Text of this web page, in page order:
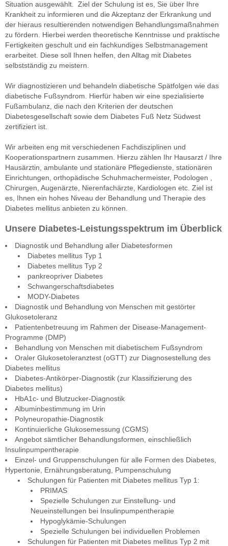
Situation ausgewählt. Ziel der Schulung ist es, Sie über Ihre
Krankheit zu informieren und die Akzeptanz der Erkrankung und
der hieraus resultierenden notwendigen Behandlungsmaßnahmen
zu fördern. Hierbei werden theoretische Kenntnisse und praktische
Fertigkeiten geschult und ein fachkundiges Selbstmanagement
erarbeitet. Diese soll Ihnen helfen, den Alltag mit Diabetes
selbstständig zu meistern.
Wir diagnostizieren und behandeln diabetische Spätfolgen wie das
diabetische Fußsyndrom. Hierfür haben wir eine spezialisierte
Fußambulanz, die nach den Kriterien der deutschen
Diabetesgesellschaft sowie dem Diabetes Fuß Netz Südwest
zertifiziert ist.
Wir arbeiten eng mit verschiedenen Fachdisziplinen und
Kooperationspartnern zusammen. Hierzu zählen Ihr Hausarzt / Ihre
Hausärztin, ambulante und stationäre Pflegedienste, stationären
Einrichtungen, orthopädische Schuhmachermeister, Podologen ,
Chirurgen, Augenärzte, Nierenfachärzte, Kardiologen etc. Ziel ist
es, Ihnen ein hohes Niveau der Behandlung und Therapie des
Diabetes mellitus anbieten zu können.
Unsere Diabetes-Leistungsspektrum im Überblick
Diagnostik und Behandlung aller Diabetesformen
Diabetes mellitus Typ 1
Diabetes mellitus Typ 2
pankreopriver Diabetes
Schwangerschaftsdiabetes
MODY-Diabetes
Diagnostik und Behandlung von Menschen mit gestörter
Glukosetoleranz
Patientenbetreuung im Rahmen der Disease-Management-
Programme (DMP)
Behandlung von Menschen mit diabetischem Fußsyndrom
Oraler Glukosetoleranztest (oGTT) zur Diagnosestellung des
Diabetes mellitus
Diabetes-Antikörper-Diagnostik (zur Klassifizierung des
Diabetes mellitus)
HbA1c- und Blutzucker-Diagnostik
Albuminbestimmung im Urin
Polyneuropathie-Diagnostik
Kontinuierliche Glukosemessung (CGMS)
Angebot sämtlicher Behandlungsformen, einschließlich
Insulinpumpentherapie
Einzel- und Gruppenschulungen für alle Formen des Diabetes,
Hypertonie, Ernährungsberatung, Pumpenschulung
Schulungen für Patienten mit Diabetes mellitus Typ 1:
PRIMAS
Spezielle Schulungen zur Einstellung- und
Neueinstellungen bei Insulinpumpentherapie
Hypoglykämie-Schulungen
Spezielle Schulungen bei individuellen Problemen
Schulungen für Patienten mit Diabetes mellitus Typ 2 mit